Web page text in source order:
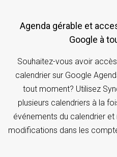
Agenda gérable et accessible sur votre agenda
Google à
Souhaitez-vous avoir
calendrier sur Google
tout moment? Utilisez
plusieurs calendriers à la
événements du calendrier
modifications dans les